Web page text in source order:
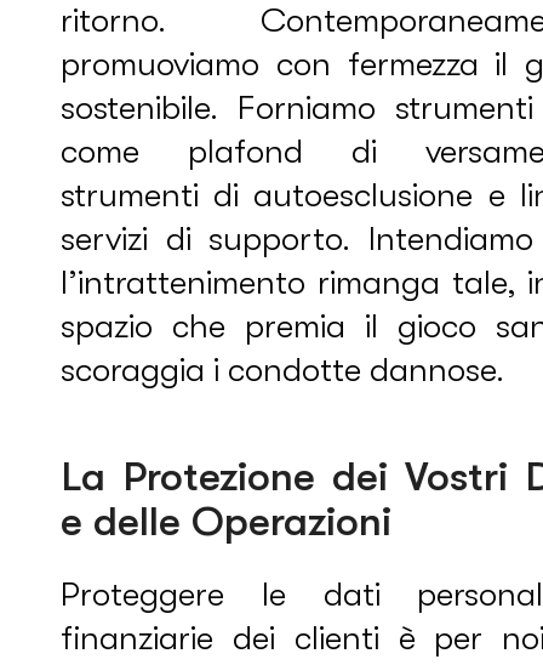
ritorno.
promuoviamo con fermezza il
sostenibile. Forniamo
come plafond di
strumenti di autoesclusione e
servizi di supporto.
l’intrattenimento rimanga tale,
spazio che premia il gioco
scoraggia i condotte dannose.
La Protezione dei Vostri
e delle Operazioni
Proteggere le dati
finanziarie dei clienti è per